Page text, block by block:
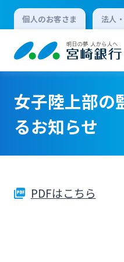
個人のお客さま 法人
個人向けイン
ロ
法人向けインタ
女子陸上部の
るお知らせ
PDFはこちら